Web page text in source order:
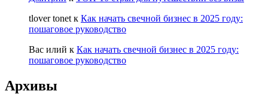
tlover tonet к Как начать свечной бизнес в 2025 году:
пошаговое руководство
Вас илий к Как начать свечной бизнес в 2025 году:
пошаговое руководство
Архивы